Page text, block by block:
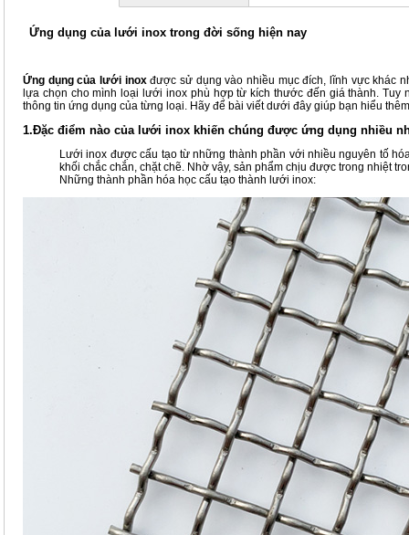
Ứng dụng của lưới inox trong đời sống hiện nay
Ứng dụng của lưới inoxđược sử dụng vào nhiều mục đích, lĩnh vực khác
lựa chọn cho mình loại lưới inox phù hợp từ kích thước đến giá thành. Tuy
thông tin ứng dụng của từng loại. Hãy để bài viết dưới đây giúp bạn hiểu
1.Đặc điểm nào của lưới inox khiến chúng được ứng dụng nhiều
Lưới inox được cấu tạo từ những thành phần với nhiều nguyên tố
khối chắc chắn, chặt chẽ. Nhờ vậy, sản phẩm chịu được trong nhiệt
Những thành phần hóa học cấu tạo thành lưới inox: